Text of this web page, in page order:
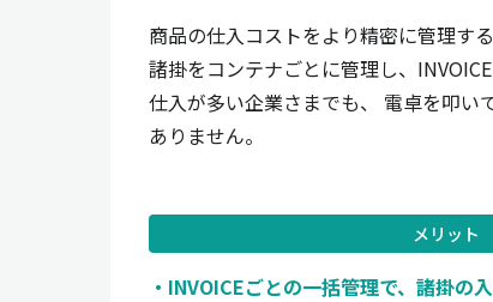
商品の仕入コストをより精密に管理す
諸掛をコンテナごとに管理し、
仕入が多い企業さまでも、 電卓を叩い
ありません。
メリット
INVOICEごとの一括管理で、諸掛の